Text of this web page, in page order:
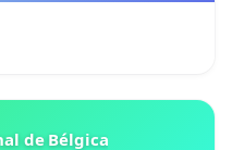
de Bélgica